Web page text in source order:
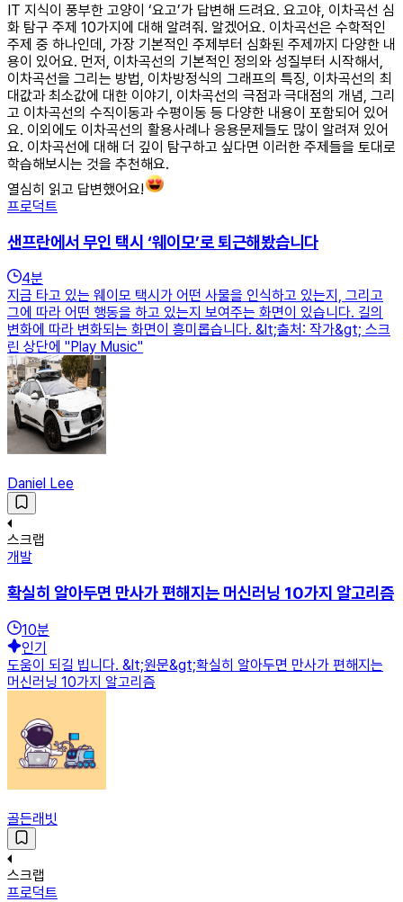
IT 지식이 풍부한 고양이 ‘요고’가 답변해 드려요. 요고야, 이차곡선 심
화 탐구 주제 10가지에 대해 알려줘. 알겠어요. 이차곡선은 수학적인
주제 중 하나인데, 가장 기본적인 주제부터 심화된 주제까지 다양한 내
용이 있어요. 먼저, 이차곡선의 기본적인 정의와 성질부터 시작해서,
이차곡선을 그리는 방법, 이차방정식의 그래프의 특징, 이차곡선의 최
대값과 최소값에 대한 이야기, 이차곡선의 극점과 극대점의 개념, 그리
고 이차곡선의 수직이동과 수평이동 등 다양한 내용이 포함되어 있어
요. 이외에도 이차곡선의 활용사례나 응용문제들도 많이 알려져 있어
요. 이차곡선에 대해 더 깊이 탐구하고 싶다면 이러한 주제들을 토대로
학습해보시는 것을 추천해요.
열심히 읽고 답변했어요!
프로덕트
샌프란에서 무인 택시 ‘웨이모’로 퇴근해봤습니다
4분
지금 타고 있는 웨이모 택시가 어떤 사물을 인식하고 있는지, 그리고
그에 따라 어떤 행동을 하고 있는지 보여주는 화면이 있습니다. 길의
변화에 따라 변화되는 화면이 흥미롭습니다. &lt;출처: 작가&gt; 스크
린 상단에 "Play Music"
Daniel Lee
스크랩
개발
확실히 알아두면 만사가 편해지는 머신러닝 10가지 알고리즘
10분
인기
도움이 되길 빕니다. &lt;원문&gt;확실히 알아두면 만사가 편해지는
머신러닝 10가지 알고리즘
골든래빗
스크랩
프로덕트